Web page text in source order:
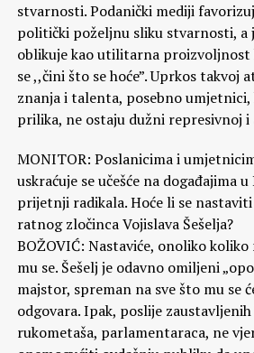
stvarnosti. Podanički mediji
politički poželjnu sliku stvarnosti, a
oblikuje kao utilitarna proizvoljnost
se ,,čini što se hoće”. Uprkos takvoj
znanja i talenta, posebno umjetnici,
prilika, ne ostaju dužni represivnoj
MONITOR: Poslanicima i
uskraćuje se učešće na događajima
prijetnji radikala. Hoće li se
ratnog zločinca Vojislava Šešelja?
BOŽOVIĆ: Nastaviće, onoliko koliko
mu se. Šešelj je odavno omiljeni
majstor, spreman na sve što mu se
odgovara. Ipak, poslije
rukometaša, parlamentaraca, ne